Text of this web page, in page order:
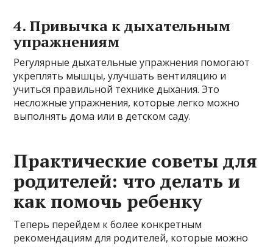
4. Привычка к дыхательным
упражнениям
Регулярные дыхательные упражнения помогают
укреплять мышцы, улучшать вентиляцию и
учиться правильной технике дыхания. Это
несложные упражнения, которые легко можно
выполнять дома или в детском саду.
Практические советы для
родителей: что делать и
как помочь ребенку
Теперь перейдем к более конкретным
рекомендациям для родителей, которые можно